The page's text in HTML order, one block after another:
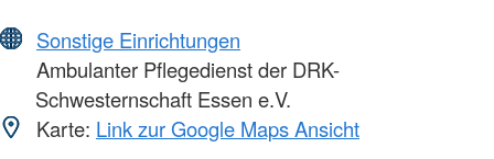
Sonstige Einrichtungen
Ambulanter Pflegedienst der DRK-
Schwesternschaft Essen e.V.
Karte: Link zur Google Maps Ansicht